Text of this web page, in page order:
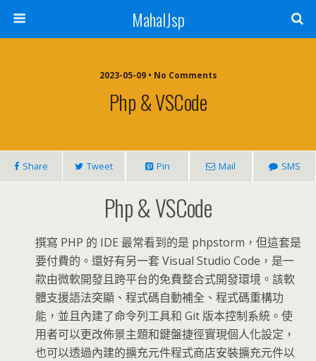
MahalJsp
2023-05-09 • No Comments
Php & VSCode
Share Tweet Pin Mail SMS
Php & VSCode
撰寫 PHP 的 IDE 最常看到的是 phpstorm，但這套是
要付費的。還好有另一套 Visual Studio Code，是一
款由微軟開發且跨平台的免費整合式開發環境。該軟
體支援語法突顯、程式碼自動補全、程式碼重構功
能，並且內建了命令列工具和 Git 版本控制系統。使
用者可以更改佈景主題和鍵盤捷徑實現個人化設定，
也可以透過內建的擴充元件程式商店安裝擴充元件以